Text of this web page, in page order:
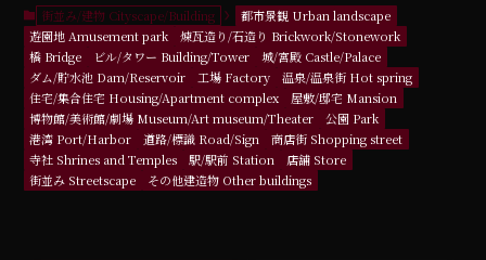
街並み/建物 Cityscape/Building
都市景観 Urban landscape
遊園地 Amusement park
煉瓦造り/石造り Brickwork/Stonework
橋 Bridge
ビル/タワー Building/Tower
城/宮殿 Castle/Palace
ダム/貯水池 Dam/Reservoir
工場 Factory
温泉/温泉街 Hot spring
住宅/集合住宅 Housing/Apartment complex
屋敷/邸宅 Mansion
博物館/美術館/劇場 Museum/Art museum/Theater
公園 Park
港湾 Port/Harbor
道路/標識 Road/Sign
商店街 Shopping street
寺社 Shrines and Temples
駅/駅前 Station
店舗 Store
街並み Streetscape
その他建造物 Other buildings